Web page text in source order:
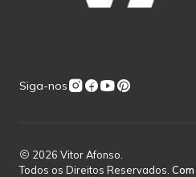
Siga-nos
2026 Vitor Afonso.
Todos os Direitos Reservados.